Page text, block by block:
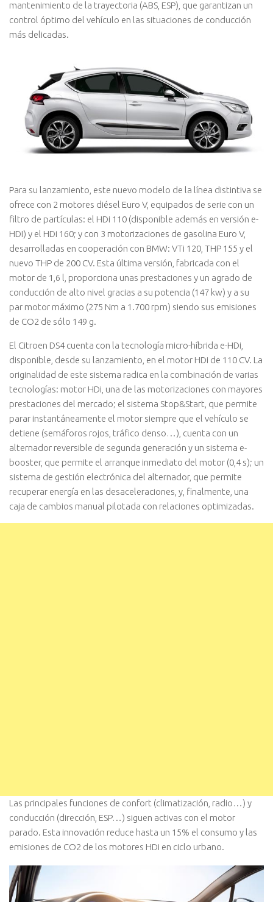
mantenimiento de la trayectoria (ABS, ESP), que garantizan un
control óptimo del vehículo en las situaciones de conducción
más delicadas.
Para su lanzamiento, este nuevo modelo de la línea distintiva se
ofrece con 2 motores diésel Euro V, equipados de serie con un
filtro de partículas: el HDi 110 (disponible además en versión e-
HDI) y el HDi 160; y con 3 motorizaciones de gasolina Euro V,
desarrolladas en cooperación con BMW: VTi 120, THP 155 y el
nuevo THP de 200 CV. Esta última versión, fabricada con el
motor de 1,6 l, proporciona unas prestaciones y un agrado de
conducción de alto nivel gracias a su potencia (147 kw) y a su
par motor máximo (275 Nm a 1.700 rpm) siendo sus emisiones
de CO2 de sólo 149 g.
El Citroen DS4 cuenta con la tecnología micro-híbrida e-HDi,
disponible, desde su lanzamiento, en el motor HDi de 110 CV. La
originalidad de este sistema radica en la combinación de varias
tecnologías: motor HDi, una de las motorizaciones con mayores
prestaciones del mercado; el sistema Stop&Start, que permite
parar instantáneamente el motor siempre que el vehículo se
detiene (semáforos rojos, tráfico denso…), cuenta con un
alternador reversible de segunda generación y un sistema e-
booster, que permite el arranque inmediato del motor (0,4 s); un
sistema de gestión electrónica del alternador, que permite
recuperar energía en las desaceleraciones, y, finalmente, una
caja de cambios manual pilotada con relaciones optimizadas.
Las principales funciones de confort (climatización, radio…) y
conducción (dirección, ESP…) siguen activas con el motor
parado. Esta innovación reduce hasta un 15% el consumo y las
emisiones de CO2 de los motores HDi en ciclo urbano.